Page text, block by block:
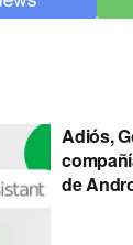
Adiós,
de